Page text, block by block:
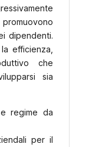
dipendenti.
efficienza,
che
sia
regime da
per il